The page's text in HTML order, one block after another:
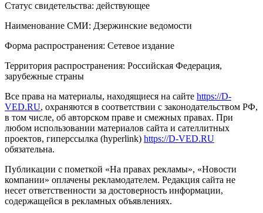
Статус свидетельства: действующее
Наименование СМИ: Дзержинские ведомости
Форма распространения: Сетевое издание
Территория распространения: Российская Федерация,
зарубежные страны
Все права на материалы, находящиеся на сайте https://D-
VED.RU, охраняются в соответствии с законодательством РФ,
в том числе, об авторском праве и смежных правах. При
любом использовании материалов сайта и сателлитных
проектов, гиперссылка (hyperlink) https://D-VED.RU
обязательна.
Публикации с пометкой «На правах рекламы», «Новости
компании» оплачены рекламодателем. Редакция сайта не
несет ответственности за достоверность информации,
содержащейся в рекламных объявлениях.